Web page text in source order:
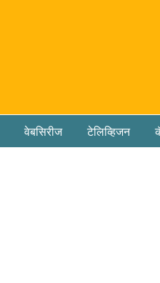
वेबसिरीज टेलिव्हिजन